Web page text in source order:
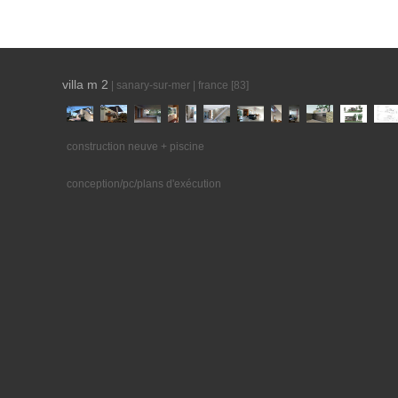
villa m 2 | sanary-sur-mer | france [83]
construction neuve + piscine
conception/pc/plans d'exécution